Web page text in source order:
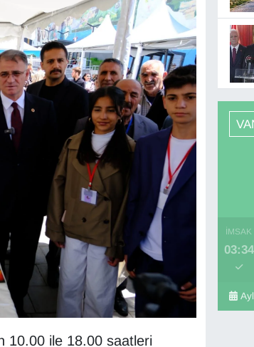
10.00 ile 18.00 saatleri
İMSAK
03:34